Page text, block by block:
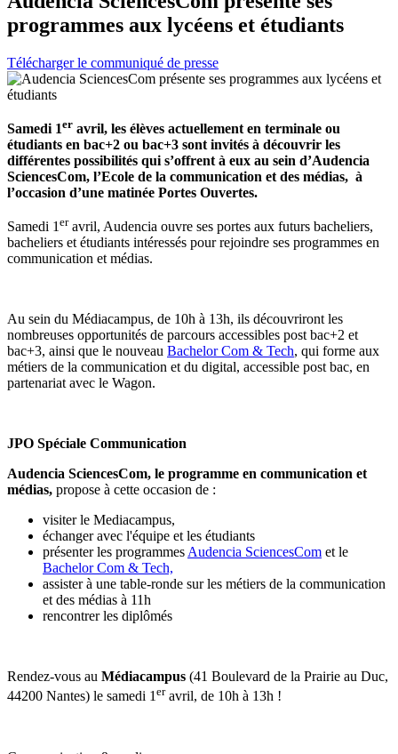
programmes aux lycéens et étudiants
Télécharger le communiqué de presse
Samedi 1er avril, les élèves actuellement en terminale ou
étudiants en bac+2 ou bac+3 sont invités à découvrir les
différentes possibilités qui s’offrent à eux au sein d’Audencia
SciencesCom, l’Ecole de la communication et des médias, à
l’occasion d’une matinée Portes Ouvertes.
Samedi 1eravril, Audencia ouvre ses portes aux futurs bacheliers,
bacheliers et étudiants intéressés pour rejoindre ses programmes en
communication et médias.
Au sein du Médiacampus, de 10h à 13h, ils découvriront les
nombreuses opportunités de parcours accessibles post bac+2 et
bac+3, ainsi que le nouveau Bachelor Com & Tech, qui forme aux
métiers de la communication et du digital, accessible post bac, en
partenariat avec le Wagon.
JPO Spéciale Communication
Audencia SciencesCom, le programme en communication et
médias, propose à cette occasion de :
visiter le Mediacampus,
échanger avec l'équipe et les étudiants
présenter les programmesAudencia SciencesCom et le
Bachelor Com & Tech,
assister à une table-ronde sur les métiers de la communication
et des médias à 11h
rencontrer les diplômés
Rendez-vous au Médiacampus (41 Boulevard de la Prairie au Duc,
44200 Nantes) le samedi 1eravril, de 10h à 13h !